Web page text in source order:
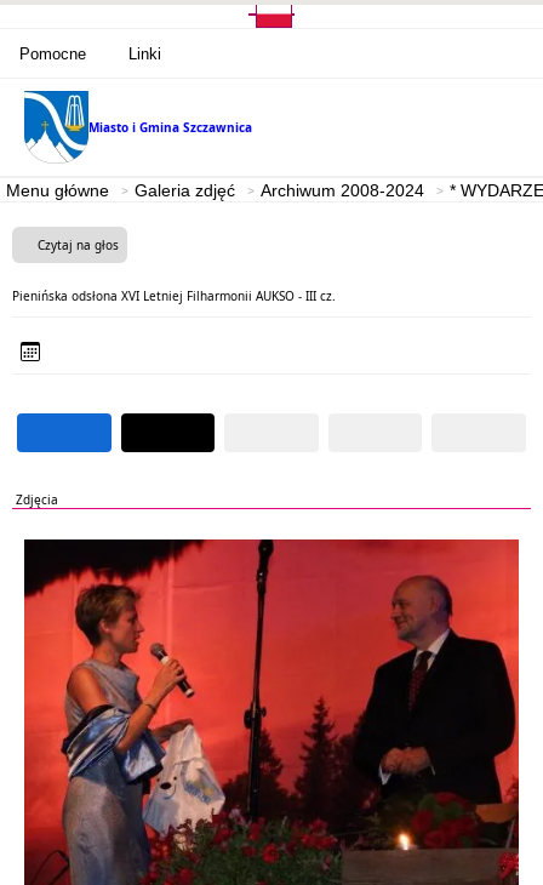
Pomocne Linki
Miasto i Gmina Szczawnica
Menu główne Galeria zdjęć Archiwum 2008-2024 *
Czytaj na głos
Pienińska odsłona XVI Letniej Filharmonii AUKSO - III cz.
Zdjęcia